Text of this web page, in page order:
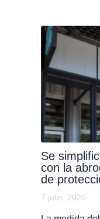
Se
con la
de
7 julio, 2026